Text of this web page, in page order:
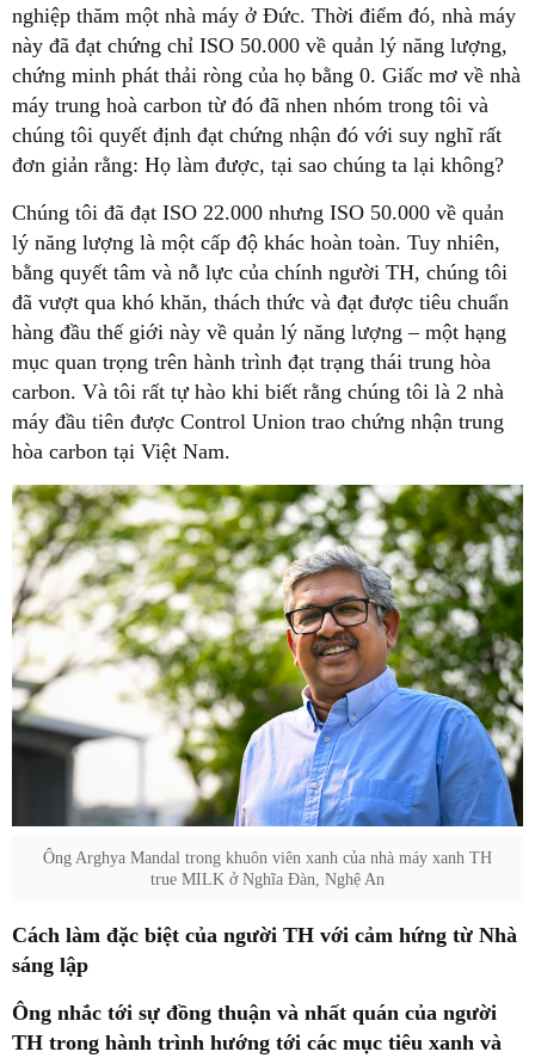
nghiệp thăm một nhà máy ở Đức. Thời điểm đó, nhà máy
này đã đạt chứng chỉ ISO 50.000 về quản lý năng lượng,
chứng minh phát thải ròng của họ bằng 0. Giấc mơ về nhà
máy trung hoà carbon từ đó đã nhen nhóm trong tôi và
chúng tôi quyết định đạt chứng nhận đó với suy nghĩ rất
đơn giản rằng: Họ làm được, tại sao chúng ta lại không?
Chúng tôi đã đạt ISO 22.000 nhưng ISO 50.000 về quản
lý năng lượng là một cấp độ khác hoàn toàn. Tuy nhiên,
bằng quyết tâm và nỗ lực của chính người TH, chúng tôi
đã vượt qua khó khăn, thách thức và đạt được tiêu chuẩn
hàng đầu thế giới này về quản lý năng lượng – một hạng
mục quan trọng trên hành trình đạt trạng thái trung hòa
carbon. Và tôi rất tự hào khi biết rằng chúng tôi là 2 nhà
máy đầu tiên được Control Union trao chứng nhận trung
hòa carbon tại Việt Nam.
Ông Arghya Mandal trong khuôn viên xanh của nhà máy xanh TH
true MILK ở Nghĩa Đàn, Nghệ An
Cách làm đặc biệt của người TH với cảm hứng từ Nhà
sáng lập
Ông nhắc tới sự đồng thuận và nhất quán của người
TH trong hành trình hướng tới các mục tiêu xanh và